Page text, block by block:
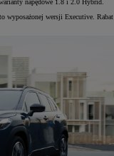
napędowe 1.8 i 2.0 Hybrid.
wyposażonej wersji Executive. Rabat